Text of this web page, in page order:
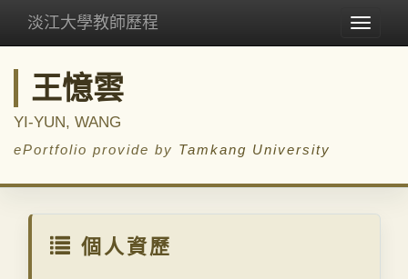
Toggle
淡江大學教師歷程
王憶雲
YI-YUN, WANG
ePortfolio provide by Tamkang University
個人資歷